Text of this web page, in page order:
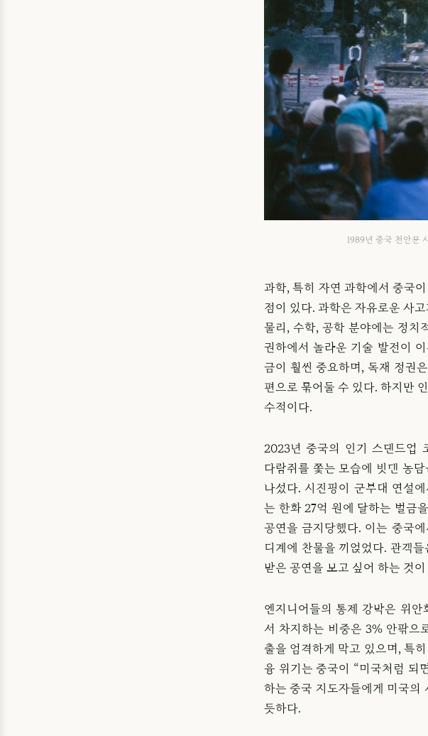
1989년 중국 천안문
과학, 특히 자연 과학에서 중국
점이 있다. 과학은 자유로운 사
물리, 수학, 공학 분야에는 정치
권하에서 놀라운 기술 발전이
금이 훨씬 중요하며, 독재 정권
편으로 묶어둘 수 있다. 하지만
수적이다.
2023년 중국의 인기 스탠드업
다람쥐를 쫓는 모습에 빗댄 농
나섰다. 시진핑이 군부대 연설
는 한화 27억 원에 달하는 벌금
공연을 금지당했다. 이는 중국
디계에 찬물을 끼얹었다. 관객
받은 공연을 보고 싶어 하는 것이
엔지니어들의 통제 강박은 위안
서 차지하는 비중은 3% 안팎으
출을 엄격하게 막고 있으며, 특
융 위기는 중국이 “미국처럼 되
하는 중국 지도자들에게 미국의
듯하다.